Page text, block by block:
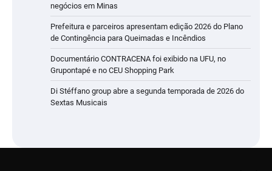
negócios em Minas
Prefeitura e parceiros apresentam edição 2026 do Plano
de Contingência para Queimadas e Incêndios
Documentário CONTRACENA foi exibido na UFU, no
Grupontapé e no CEU Shopping Park
Di Stéffano group abre a segunda temporada de 2026 do
Sextas Musicais